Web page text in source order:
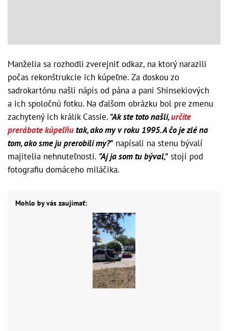
Manželia sa rozhodli zverejniť odkaz, na ktorý narazili
počas rekonštrukcie ich kúpeľne. Za doskou zo
sadrokartónu našli nápis od pána a pani Shinsekiových
a ich spoločnú fotku. Na ďalšom obrázku bol pre zmenu
zachytený ich králik Cassie. "Ak ste toto našli,určite
prerábate kúpeľňutak, ako my v roku 1995. A čo je zlé na
tom, ako sme ju prerobili my?" napísali na stenu bývalí
majitelia nehnuteľnosti. "Aj ja som tu býval," stojí pod
fotografiu domáceho miláčika.
Mohlo by vás zaujímať: